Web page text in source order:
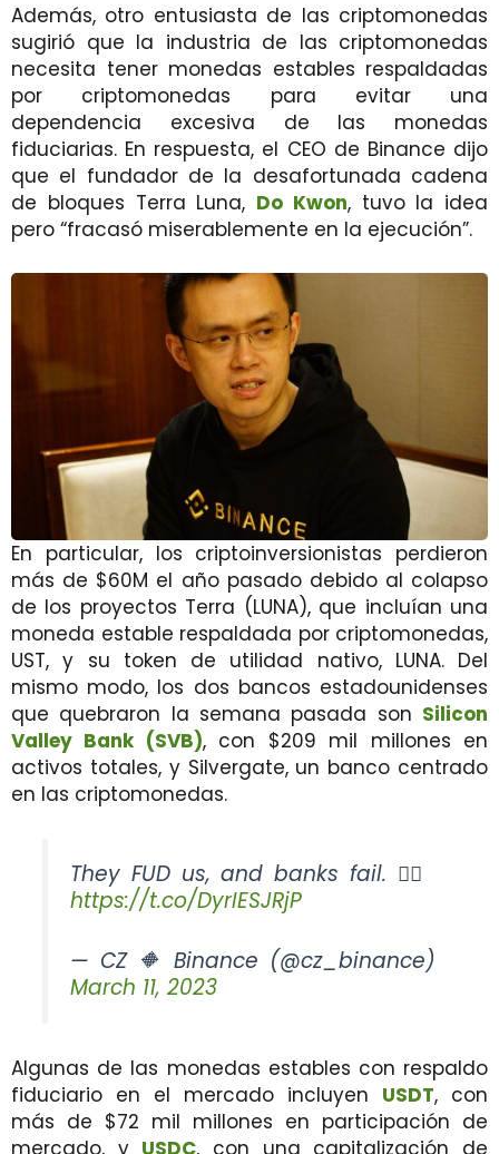
Además, otro entusiasta de las criptomonedas
sugirió que la industria de las criptomonedas
necesita tener monedas estables respaldadas
por criptomonedas para evitar una
dependencia excesiva de las monedas
fiduciarias. En respuesta, el CEO de Binance dijo
que el fundador de la desafortunada cadena
de bloques Terra Luna, Do Kwon, tuvo la idea
pero “fracasó miserablemente en la ejecución”.
En particular, los criptoinversionistas perdieron
más de $60M el año pasado debido al colapso
de los proyectos Terra (LUNA), que incluían una
moneda estable respaldada por criptomonedas,
UST, y su token de utilidad nativo, LUNA. Del
mismo modo, los dos bancos estadounidenses
que quebraron la semana pasada son Silicon
Valley Bank (SVB), con $209 mil millones en
activos totales, y Silvergate, un banco centrado
en las criptomonedas.
They FUD us, and banks fail. 🤷‍♂️
https://t.co/DyrIESJRjP
— CZ 🔶 Binance (@cz_binance)
March 11, 2023
Algunas de las monedas estables con respaldo
fiduciario en el mercado incluyen USDT, con
más de $72 mil millones en participación de
mercado, y USDC, con una capitalización de